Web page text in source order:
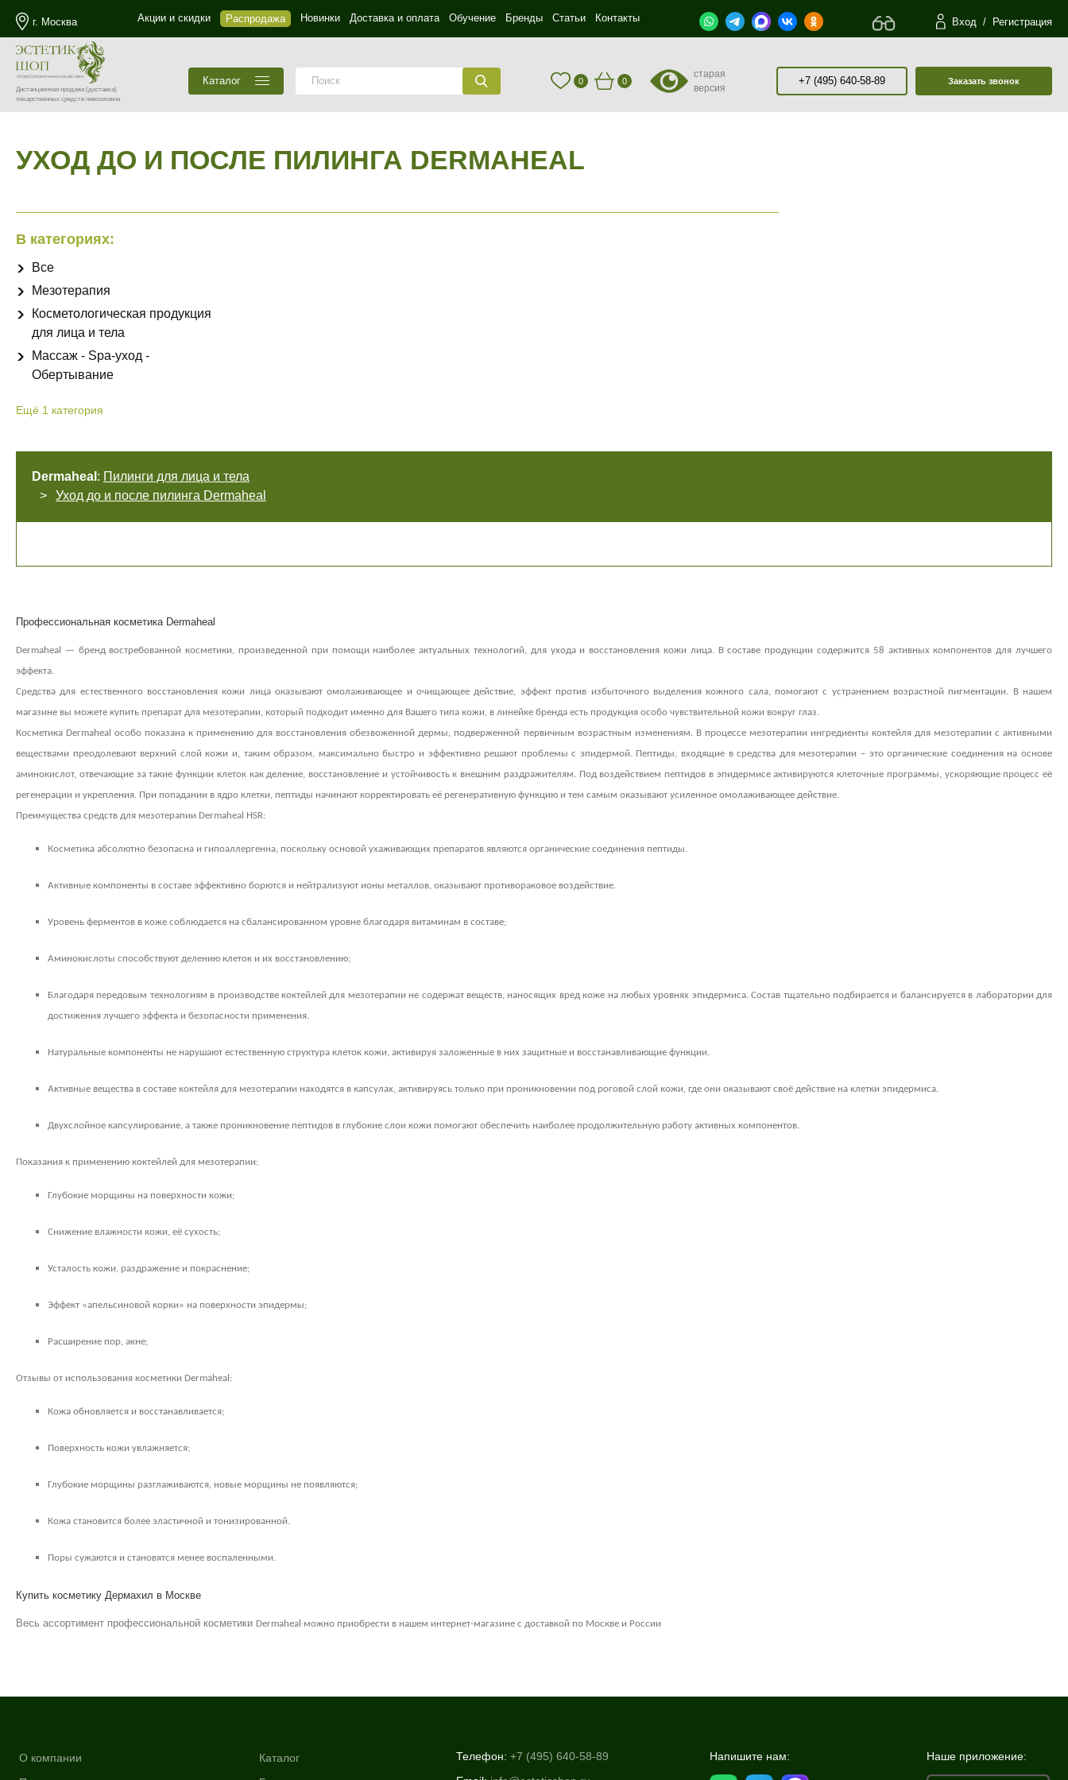
г. Москва Акции и скидки Распродажа Новинки Доставка и оплата Обучение Бренды Статьи Контакты Вход / Регистрация
Дистанционная продажа(доставка)
лекарственных средств невозможна
Каталог 0 0
старая
версия
+7 (495) 640-58-89 Заказать звонок
УХОД ДО И ПОСЛЕ ПИЛИНГА DERMAHEAL
В категориях:
Все
Мезотерапия
Косметологическая продукция
для лица и тела
Массаж - Spa-уход -
Обертывание
Ещё 1 категория
Dermaheal : Пилинги для лица и тела
Уход до и после пилинга Dermaheal
Профессиональная косметика Dermaheal
Dermaheal — бренд востребованной косметики, произведенной при помощи наиболее актуальных технологий, для ухода и восстановления кожи лица. В составе продукции содержится 58 активных компонентов для лучшего
эффекта.
Средства для естественного восстановления кожи лица оказывают омолаживающее и очищающее действие, эффект против избыточного выделения кожного сала, помогают с устранением возрастной пигментации. В нашем
магазине вы можете купить препарат для мезотерапии, который подходит именно для Вашего типа кожи, в линейке бренда есть продукция особо чувствительной кожи вокруг глаз.
Косметика Dermaheal особо показана к применению для восстановления обезвоженной дермы, подверженной первичным возрастным изменениям. В процессе мезотерапии ингредиенты коктейля для мезотерапии с активными
веществами преодолевают верхний слой кожи и, таким образом, максимально быстро и эффективно решают проблемы с эпидермой. Пептиды, входящие в средства для мезотерапии – это органические соединения на основе
аминокислот, отвечающие за такие функции клеток как деление, восстановление и устойчивость к внешним раздражителям. Под воздействием пептидов в эпидермисе активируются клеточные программы, ускоряющие процесс её
регенерации и укрепления. При попадании в ядро клетки, пептиды начинают корректировать её регенеративную функцию и тем самым оказывают усиленное омолаживающее действие.
Преимущества средств для мезотерапии Dermaheal HSR:
Косметика абсолютно безопасна и гипоаллергенна, поскольку основой ухаживающих препаратов являются органические соединения пептиды.
Активные компоненты в составе эффективно борются и нейтрализуют ионы металлов, оказывают противораковое воздействие.
Уровень ферментов в коже соблюдается на сбалансированном уровне благодаря витаминам в составе;
Аминокислоты способствуют делению клеток и их восстановлению;
Благодаря передовым технологиям в производстве коктейлей для мезотерапии не содержат веществ, наносящих вред коже на любых уровнях эпидермиса. Состав тщательно подбирается и балансируется в лаборатории для
достижения лучшего эффекта и безопасности применения.
Натуральные компоненты не нарушают естественную структура клеток кожи, активируя заложенные в них защитные и восстанавливающие функции.
Активные вещества в составе коктейля для мезотерапии находятся в капсулах, активируясь только при проникновении под роговой слой кожи, где они оказывают своё действие на клетки эпидермиса.
Двухслойное капсулирование, а также проникновение пептидов в глубокие слои кожи помогают обеспечить наиболее продолжительную работу активных компонентов.
Показания к применению коктейлей для мезотерапии:
Глубокие морщины на поверхности кожи;
Снижение влажности кожи, её сухость;
Усталость кожи, раздражение и покраснение;
Эффект «апельсиновой корки» на поверхности эпидермы;
Расширение пор, акне;
Отзывы от использования косметики Dermaheal :
Кожа обновляется и восстанавливается;
Поверхность кожи увлажняется;
Глубокие морщины разглаживаются, новые морщины не появляются;
Кожа становится более эластичной и тонизированной.
Поры сужаются и становятся менее воспаленными.
Купить косметику Дермахил в Москве
Весь ассортимент профессиональной косметики Dermaheal можно приобрести в нашем интернет-магазине с доставкой по Москве и России
О компании
Каталог
Телефон: +7 (495) 640-58-89
Напишите нам: Наше приложение: